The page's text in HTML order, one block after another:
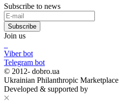
Subscribe to news
Subscribe
Join us
Viber bot
Telegram bot
© 2012- dobro.ua
Ukrainian Philanthropic Marketplace
Developed & supported by